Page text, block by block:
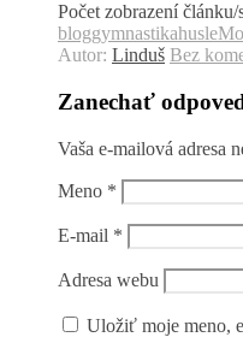
Počet zobrazení článku/
bloggymnastikahusle
Autor: Linduš Bez
Zanechať
Vaša e-mailová adresa
Meno *
E-mail *
Adresa webu
Uložiť moje meno,